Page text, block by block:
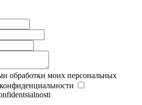
обработки моих персональных